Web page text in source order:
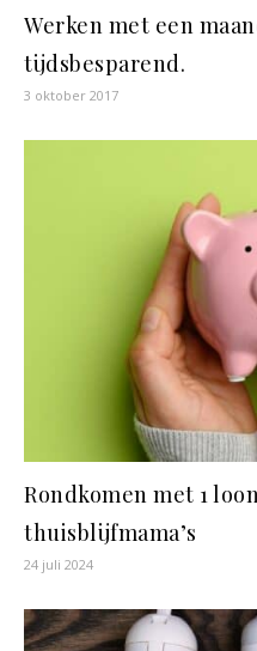
Werken met een
tijdsbesparend.
3 oktober 2017
Rondkomen met 1
thuisblijfmama’s
24 juli 2024